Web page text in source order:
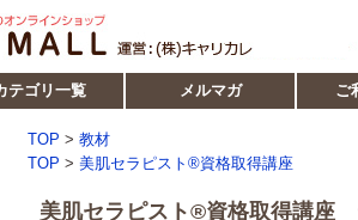
テゴリ一覧 メルマガ ご
TOP > 教材
TOP > 美肌セラピスト®資格取得講座
美肌セラピスト®資格取得講座